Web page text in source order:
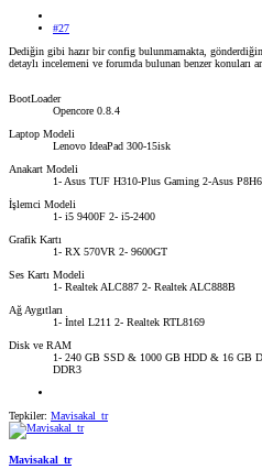
#27
Dediğin gibi hazır bir config bulunmamakta,
detaylı incelemeni ve forumda bulunan benzer konuları
BootLoader
Opencore 0.8.4
Laptop Modeli
Lenovo IdeaPad 300-15isk
Anakart Modeli
1- Asus TUF H310-Plus Gaming 2-Asus
İşlemci Modeli
1- i5 9400F 2- i5-2400
Grafik Kartı
1- RX 570VR 2- 9600GT
Ses Kartı Modeli
1- Realtek ALC887 2- Realtek ALC888B
Ağ Aygıtları
1- İntel L211 2- Realtek RTL8169
Disk ve RAM
1- 240 GB SSD & 1000 GB HDD & 16 GB
DDR3
Tepkiler: Mavisakal_tr
Mavisakal_tr